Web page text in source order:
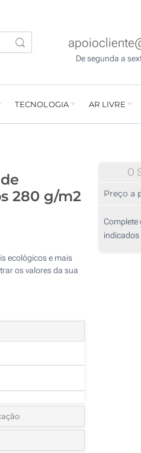
De segunda a
TECNOLOGIA AR LIVRE
280 g/m2
ecológicos e mais
os valores da sua
do logotipo:
O
Preço a
Complete
indicados